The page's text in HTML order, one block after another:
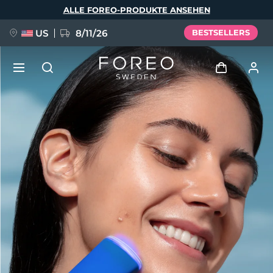
ALLE FOREO-PRODUKTE ANSEHEN
US 8/11/26 BESTSELLERS
Anmelden
Benutzerkonto
Meine Geräte
Meine Bestellungen
Meine Adressen
Meine Abonnements
NEU
FAQ™ Pure Beauty-Tech Elixir
BREAKING NEWS
issa™ Teeth Whitening Set
Sprache
English Deutsch
Español
Français
Português
Polski
Русский
Türkçe
简体中文 繁體中文